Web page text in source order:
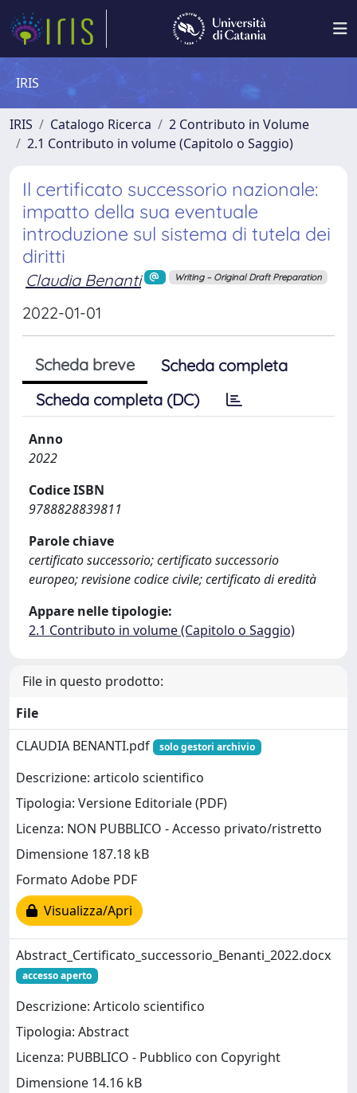
IRIS
IRIS Catalogo Ricerca
2 Contributo in Volume
2.1 Contributo in volume (Capitolo o Saggio)
Il certificato successorio nazionale:
impatto della sua eventuale
introduzione sul sistema di tutela dei
diritti
Claudia Benanti Writing – Original Draft Preparation
2022-01-01
Scheda breve
Scheda completa
Scheda completa (DC)
Anno
2022
Codice ISBN
9788828839811
Parole chiave
certificato successorio; certificato successorio
europeo; revisione codice civile; certificato di eredità
Appare nelle tipologie:
2.1 Contributo in volume (Capitolo o Saggio)
File in questo prodotto:
File
CLAUDIA BENANTI.pdf
solo gestori archivio
Descrizione: articolo scientifico
Tipologia: Versione Editoriale (PDF)
Licenza: NON PUBBLICO - Accesso privato/ristretto
Dimensione 187.18 kB
Formato Adobe PDF
Visualizza/Apri
Abstract_Certificato_successorio_Benanti_2022.docx
accesso aperto
Descrizione: Articolo scientifico
Tipologia: Abstract
Licenza: PUBBLICO - Pubblico con Copyright
Dimensione 14.16 kB